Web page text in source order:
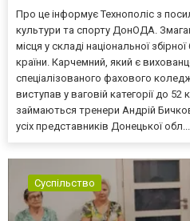
Про це інформує Технополіс з
культури та спорту ДонОДА.
місця у складі національної
країни. Карчемний, який є
спеціалізованого фахового
виступав у ваговій категорії до
займаються тренери Андрій
усіх представників Донецької обл...
Суспільство